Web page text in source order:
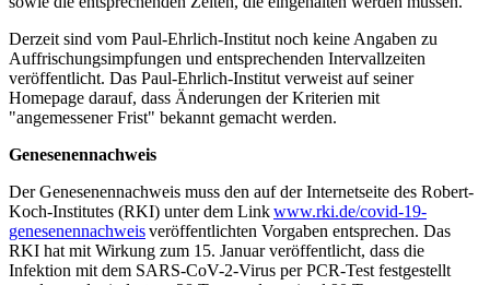
Derzeit sind vom Paul-Ehrlich-Institut noch keine Angaben zu
Auffrischungsimpfungen und entsprechenden Intervallzeiten
veröffentlicht. Das Paul-Ehrlich-Institut verweist auf seiner
Homepage darauf, dass Änderungen der Kriterien mit
"angemessener Frist" bekannt gemacht werden.
Genesenennachweis
Der Genesenennachweis muss den auf der Internetseite des Robert-
Koch-Institutes (RKI) unter dem Linkwww.rki.de/covid-19-
genesenennachweisveröffentlichten Vorgaben entsprechen. Das
RKI hat mit Wirkung zum 15. Januar veröffentlicht, dass die
Infektion mit dem SARS-CoV-2-Virus per PCR-Test festgestellt